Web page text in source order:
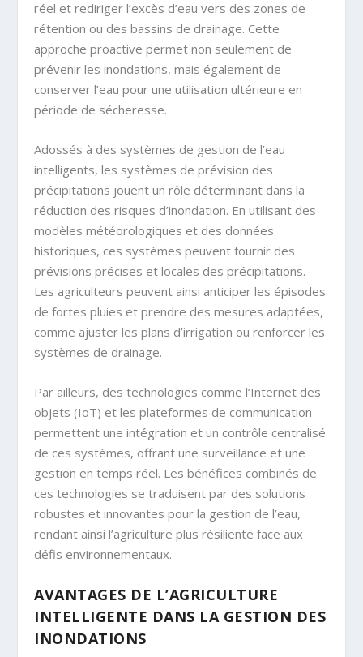
réel et rediriger l’excès d’eau vers des zones de
rétention ou des bassins de drainage. Cette
approche proactive permet non seulement de
prévenir les inondations, mais également de
conserver l’eau pour une utilisation ultérieure en
période de sécheresse.
Adossés à des systèmes de gestion de l’eau
intelligents, les systèmes de prévision des
précipitations jouent un rôle déterminant dans la
réduction des risques d’inondation. En utilisant des
modèles météorologiques et des données
historiques, ces systèmes peuvent fournir des
prévisions précises et locales des précipitations.
Les agriculteurs peuvent ainsi anticiper les épisodes
de fortes pluies et prendre des mesures adaptées,
comme ajuster les plans d’irrigation ou renforcer les
systèmes de drainage.
Par ailleurs, des technologies comme l’Internet des
objets (IoT) et les plateformes de communication
permettent une intégration et un contrôle centralisé
de ces systèmes, offrant une surveillance et une
gestion en temps réel. Les bénéfices combinés de
ces technologies se traduisent par des solutions
robustes et innovantes pour la gestion de l’eau,
rendant ainsi l’agriculture plus résiliente face aux
défis environnementaux.
AVANTAGES DE L’AGRICULTURE
INTELLIGENTE DANS LA GESTION DES
INONDATIONS